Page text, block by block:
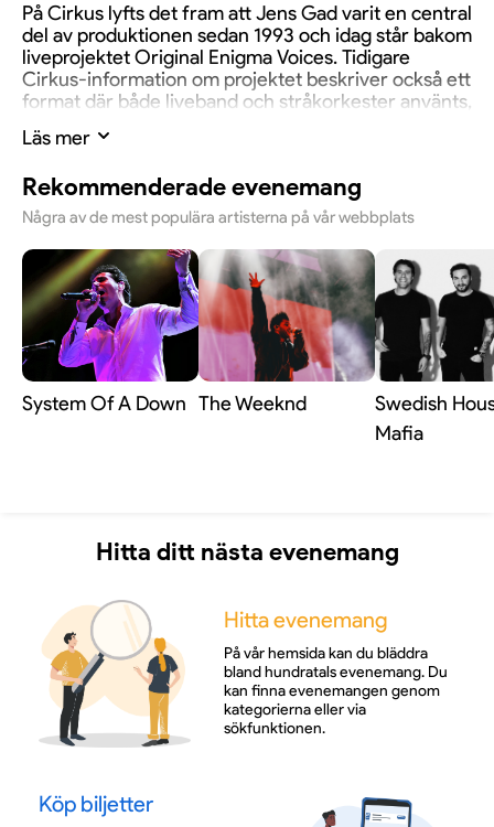
På Cirkus lyfts det fram att Jens Gad varit en central
del av produktionen sedan 1993 och idag står bakom
liveprojektet Original Enigma Voices. Tidigare
Cirkus-information om projektet beskriver också ett
format där både liveband och stråkorkester använts,
Return to Innocence
En kväll för den som vill svepas med
Det här är en typ av konsert där stämningen är lika
viktig som själva låtarna. Original Enigma Voices ser
ut att bjuda på en upplevelse där ljud, känsla och
mystik står i centrum, och där publiken får möta ett
uttryck som fortfarande känns unikt. För den som
dragits till Enigmas speciella värld är detta en kväll
Läs mer
Rekommenderade evenemang
Några av de mest populära artisterna på vår webbplats
System Of A Down The Weeknd
Swedish
Mafia
Hitta ditt nästa evenemang
Hitta evenemang
På vår hemsida kan du bläddra
bland hundratals evenemang. Du
kan finna evenemangen genom
kategorierna eller via
sökfunktionen.
Köp biljetter